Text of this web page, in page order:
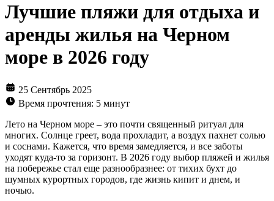
Лучшие пляжи для отдыха и
аренды жилья на Черном
море в 2026 году
25 Сентябрь 2025
Время прочтения: 5 минут
Лето на Черном море – это почти священный ритуал для
многих. Солнце греет, вода прохладит, а воздух пахнет солью
и соснами. Кажется, что время замедляется, и все заботы
уходят куда-то за горизонт. В 2026 году выбор пляжей и жилья
на побережье стал еще разнообразнее: от тихих бухт до
шумных курортных городов, где жизнь кипит и днем, и
ночью.